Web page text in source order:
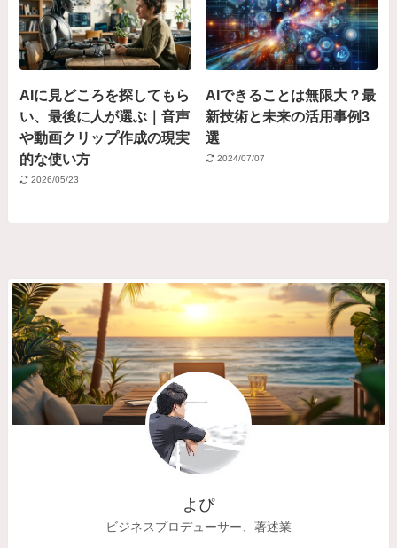
AIに見どころを探してもら
い、最後に人が選ぶ｜音声
や動画クリップ作成の現実
的な使い方
2026/05/23
AIできることは無限大？最
新技術と未来の活用事例3
選
2024/07/07
よぴ
ビジネスプロデューサー、著述業